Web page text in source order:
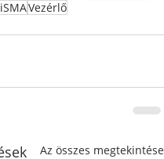
iSMAVezérlő
Az összes megtekintése